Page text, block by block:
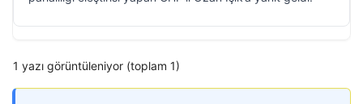
1 yazı görüntüleniyor (toplam 1)